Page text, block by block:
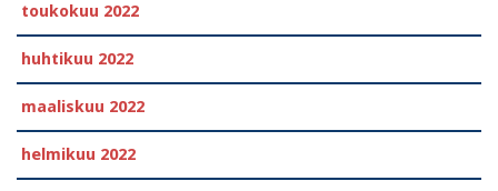
toukokuu 2022
huhtikuu 2022
maaliskuu 2022
helmikuu 2022